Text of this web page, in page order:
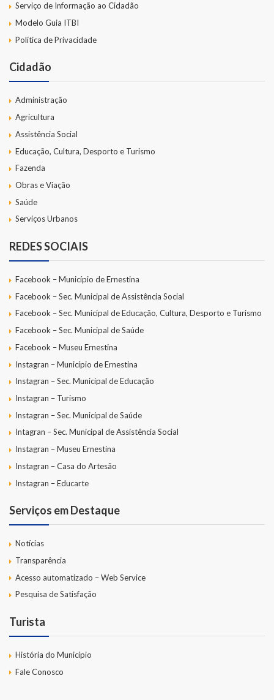
Serviço de Informação ao Cidadão
Modelo Guia ITBI
Política de Privacidade
Cidadão
Administração
Agricultura
Assistência Social
Educação, Cultura, Desporto e Turismo
Fazenda
Obras e Viação
Saúde
Serviços Urbanos
REDES SOCIAIS
Facebook – Município de Ernestina
Facebook – Sec. Municipal de Assistência Social
Facebook – Sec. Municipal de Educação, Cultura, Desporto e Turismo
Facebook – Sec. Municipal de Saúde
Facebook – Museu Ernestina
Instagran – Município de Ernestina
Instagran – Sec. Municipal de Educação
Instagran – Turismo
Instagran – Sec. Municipal de Saúde
Intagran – Sec. Municipal de Assistência Social
Instagran – Museu Ernestina
Instagran – Casa do Artesão
Instagran – Educarte
Serviços em Destaque
Notícias
Transparência
Acesso automatizado – Web Service
Pesquisa de Satisfação
Turista
História do Município
Fale Conosco